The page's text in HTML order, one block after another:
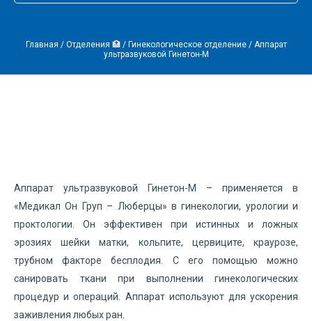
Главная / Отделения 🏥/ Гинекологическое отделение/ Аппарат
ультразвуковой Гинетон-М
Аппарат ультразвуковой Гинетон-М – применяется в
«Медикал Он Груп – Люберцы» в гинекологии, урологии и
проктологии. Он эффективен при истинных и ложных
эрозиях шейки матки, кольпите, цервиците, краурозе,
трубном факторе бесплодия. С его помощью можно
санировать ткани при выполнении гинекологических
процедур и операций. Аппарат используют для ускорения
заживления любых ран.